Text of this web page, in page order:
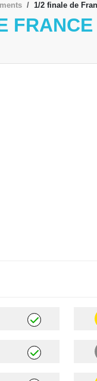
1/2 finale de